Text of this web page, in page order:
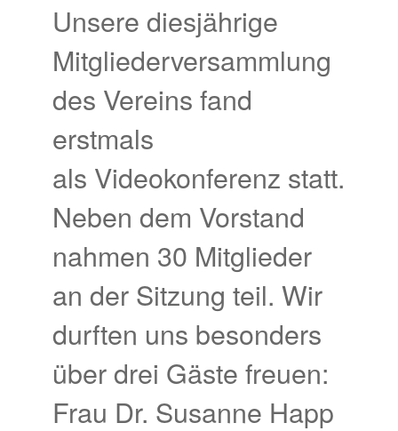
Unsere diesjährige
Mitgliederversammlung
des Vereins fand
erstmals
als Videokonferenz statt.
Neben dem Vorstand
nahmen 30 Mitglieder
an der Sitzung teil. Wir
durften uns besonders
über drei Gäste freuen:
Frau Dr. Susanne Happ